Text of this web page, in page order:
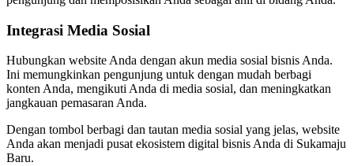
Integrasi Media Sosial
Hubungkan website Anda dengan akun media sosial bisnis Anda.
Ini memungkinkan pengunjung untuk dengan mudah berbagi
konten Anda, mengikuti Anda di media sosial, dan meningkatkan
jangkauan pemasaran Anda.
Dengan tombol berbagi dan tautan media sosial yang jelas, website
Anda akan menjadi pusat ekosistem digital bisnis Anda di Sukamaju
Baru.